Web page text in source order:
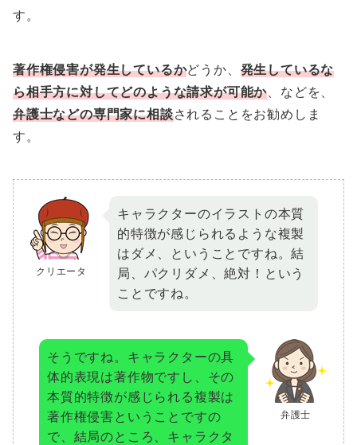
す。
著作権侵害が発生しているかどうか、 発生しているな
ら相手方に対してどのような請求が可能か 、などを、
弁護士などの専門家に相談されることをお勧めしま
す。
クリエータ
キャラクターのイラストの本質
的特徴が感じられるような複製
はダメ、ということですね。結
局、パクリダメ、絶対！という
ことですね。
弁護士
そうですね。キャラクターの具
体的表現は著作物ですし、その
本質的特徴が感じられる複製は
著作権侵害ということですの
で、結局のところ、キャラクタ